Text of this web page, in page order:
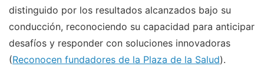
distinguido por los resultados alcanzados bajo su
conducción, reconociendo su capacidad para anticipar
desafíos y responder con soluciones innovadoras
(Reconocen fundadores de la Plaza de la Salud).